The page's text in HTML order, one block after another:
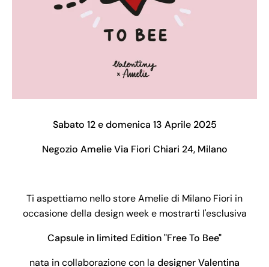
Sabato 12 e domenica 13 Aprile 2025
Negozio Amelie Via Fiori Chiari 24, Milano
Ti aspettiamo nello store Amelie di Milano Fiori in
occasione della design week e mostrarti l'esclusiva
Capsule in limited Edition "Free To Bee"
nata in collaborazione con la designer Valentina